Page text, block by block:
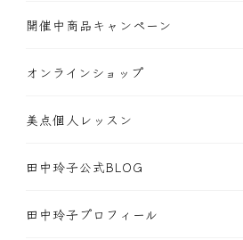
開催中商品キャンペーン
オンラインショップ
美点個人レッスン
田中玲子公式BLOG
田中玲子プロフィール